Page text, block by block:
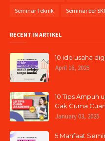
Seminar Teknik Seminar ber
RECENT IN ARTIKEL
10 ide usaha
April 16, 2025
10 Tips Ampuh
Gak Cuma
January 03, 2025
5 Manfaat